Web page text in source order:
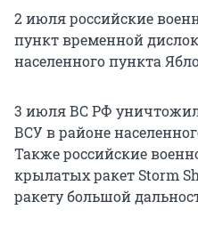
2 июля российские
пункт временной
населенного пункта
3 июля ВС РФ
ВСУ в районе
Также российские
крылатых ракет Storm
ракету большой